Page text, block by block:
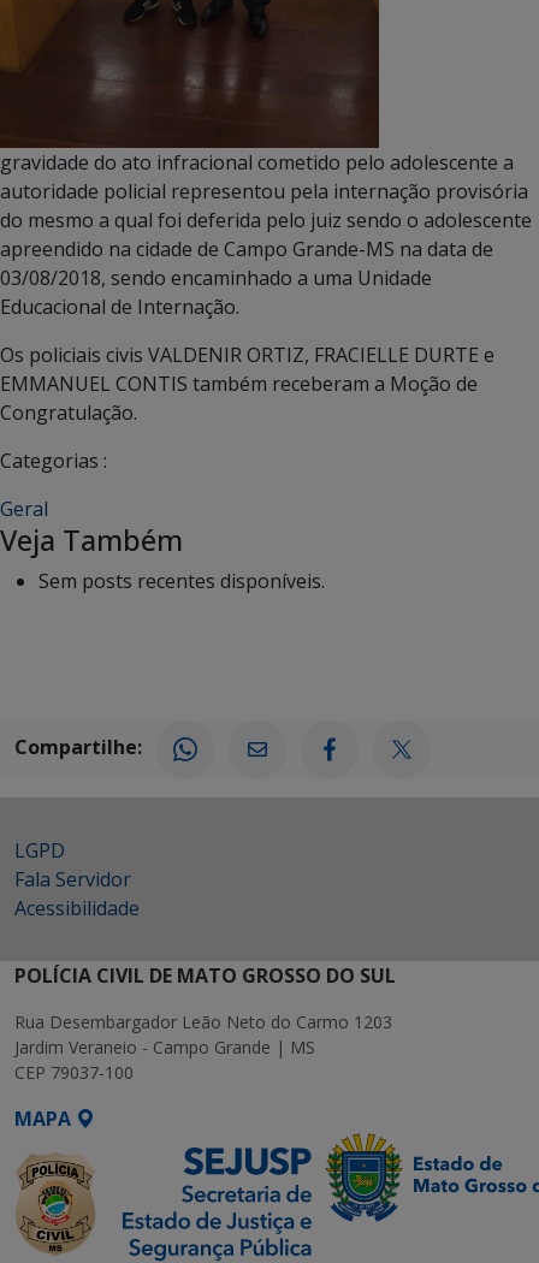
gravidade do ato infracional cometido pelo adolescente a
autoridade policial representou pela internação provisória
do mesmo a qual foi deferida pelo juiz sendo o adolescente
apreendido na cidade de Campo Grande-MS na data de
03/08/2018, sendo encaminhado a uma Unidade
Educacional de Internação.
Os policiais civis VALDENIR ORTIZ, FRACIELLE DURTE e
EMMANUEL CONTIS também receberam a Moção de
Congratulação.
Categorias :
Geral
Veja Também
Sem posts recentes disponíveis.
Compartilhe:
LGPD
Fala Servidor
Acessibilidade
POLÍCIA CIVIL DE MATO GROSSO DO SUL
Rua Desembargador Leão Neto do Carmo 1203
Jardim Veraneio - Campo Grande | MS
CEP 79037-100
MAPA